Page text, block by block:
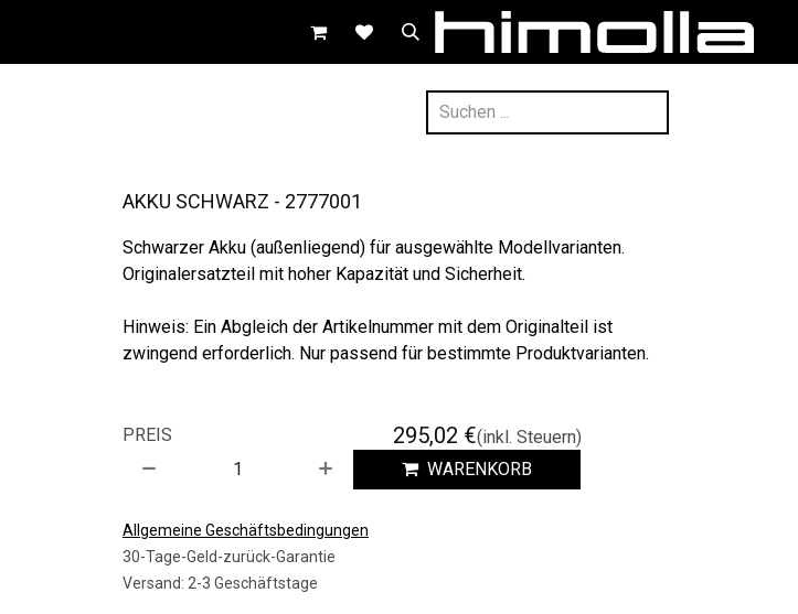
AKKU SCHWARZ - 2777001
Schwarzer Akku (außenliegend) für ausgewählte Modellvarianten.
Originalersatzteil mit hoher Kapazität und Sicherheit.
Hinweis: Ein Abgleich der Artikelnummer mit dem Originalteil ist
zwingend erforderlich. Nur passend für bestimmte Produktvarianten.
WARENKORB
PREIS 295,02 €(inkl. Steuern)
Allgemeine Geschäftsbedingungen
30-Tage-Geld-zurück-Garantie
Versand: 2-3 Geschäftstage